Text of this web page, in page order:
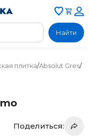
Найти
плитка/Absolut Gres/
Поделиться: